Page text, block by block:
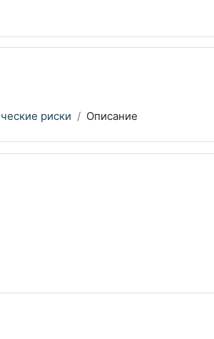
риски Описание